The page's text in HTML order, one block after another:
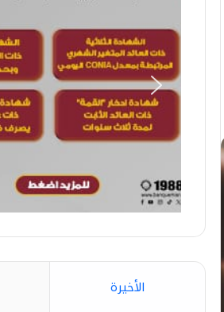
الأخيرة